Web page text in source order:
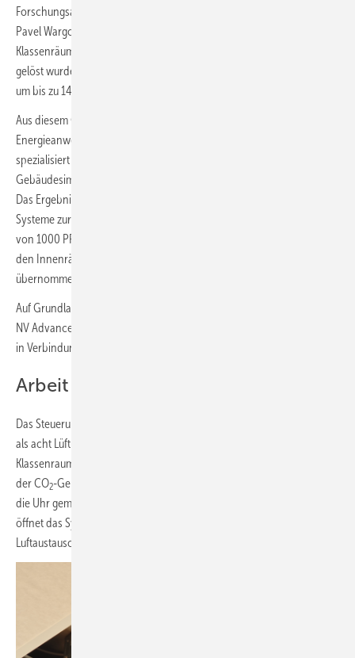
Forschungsarbeiten von Wissenschaftlern, wie dem dänischen Prof.
Pavel Wargocki. So ergaben Versuche in zwei vergleichbaren
Klassenräumen, dass die Geschwindigkeit, mit der Rechenaufgaben
gelöst wurden, bei Verdopplung der Außenluftrate durchschnittlich
um bis zu 14 % stieg.
Aus diesem Grund wurde das Planungsbüro Ökoplan
Energieanwendung, das sich auf zeitgemäße Energieanwendung
spezialisiert hat, von der Schule in Holm beauftragt, eine
Gebäudesimulation für die passende Lüftungsanlage durchzuführen.
Das Ergebnis war eindeutig: Die CO
Systeme zur natürlichen Lüftung jederzeit unter der kritischen Marke
von 1000 PPM gehalten werden. Auch die Temperaturregulation in
den Innenräumen kann ausreichend durch die natürliche Lüftung
übernommen werden.
Auf Grundlage dieser Ergebnisse entschied man sich in Holm für
NV Advance, ein System zur natürlichen Lüftung von WindowMaster,
in Verbindung mit den CO
Arbeit für Lehrkräfte erleichtert
Das Steuerungssystem ist insbesondere auf große Gebäude mit mehr
als acht Lüftungszonen ausgelegt. Mithilfe von Sensoren in jedem
Klassenraum und in der Halle werden sowohl die Temperatur als auch
der CO2-Gehalt der Innenräume sowie die Außentemperatur rund um
die Uhr gemessen. Bei einem erhöhten CO
öffnet das System eigenständig die Fenster und sorgt so für einen
Luftaustausch in den entsprechenden Räumen.